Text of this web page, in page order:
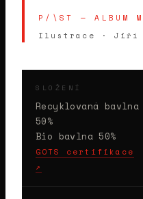
P/\ST — ALBUM
Ilustrace · Jiří
SLOŽENÍ
Recyklovaná bavlna
50%
Bio bavlna 50%
GOTS certifikace
↗